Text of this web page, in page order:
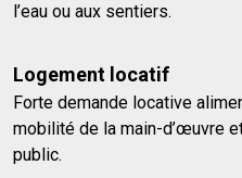
l’eau ou aux sentiers.
Logement locatif
Forte demande locative
mobilité de la main-d’œuvre
public.